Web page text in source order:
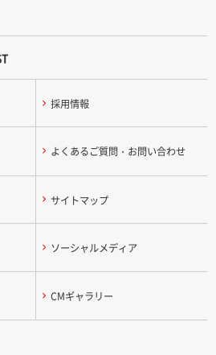
採用情報
よくあるご質問・お問い合わせ
サイトマップ
ソーシャルメディア
CMギャラリー